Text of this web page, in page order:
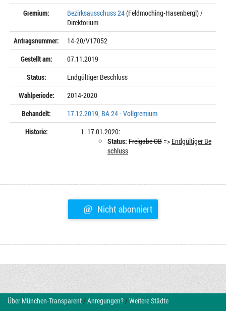
Gremium:
Bezirksausschuss 24(Feldmoching-Hasenbergl) /
Direktorium
Antragsnummer:
14-20/V17052
Gestellt am:
07.11.2019
Status:
Endgültiger Beschluss
Wahlperiode:
2014-2020
Behandelt:
17.12.2019, BA 24 - Vollgremium
Historie:
17.01.2020:
Status: Freigabe OB=> Endgültiger Be
schluss
@ Nicht abonniert
Über München-Transparent/Anregungen?/Weitere Städte